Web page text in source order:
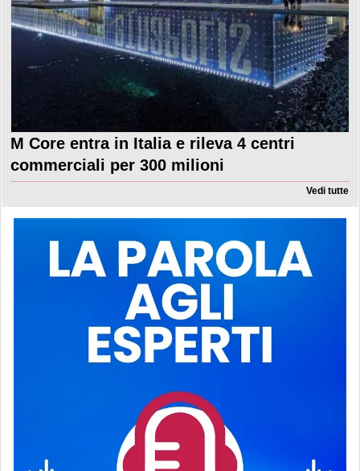
M Core entra in Italia e rileva 4 centri
commerciali per 300 milioni
Vedi tutte